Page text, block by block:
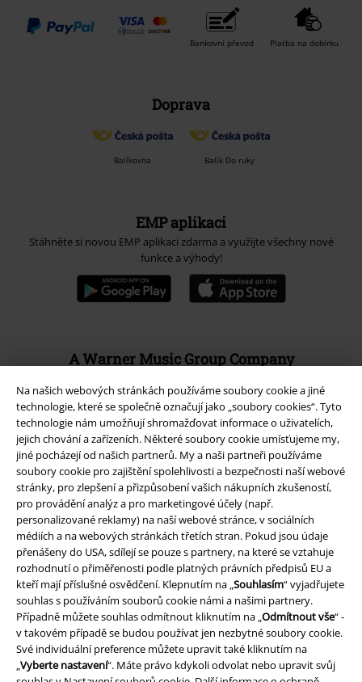
Na našich webových stránkách používáme soubory cookie a jiné
technologie, které se společně označují jako „soubory cookies“. Tyto
technologie nám umožňují shromažďovat informace o uživatelích,
jejich chování a zařízeních. Některé soubory cookie umísťujeme my,
jiné pocházejí od našich partnerů. My a naši partneři používáme
soubory cookie pro zajištění spolehlivosti a bezpečnosti naší webové
stránky, pro zlepšení a přizpůsobení vašich nákupních zkušeností,
pro provádění analýz a pro marketingové účely (např.
personalizované reklamy) na naší webové stránce, v sociálních
médiích a na webových stránkách třetích stran. Pokud jsou údaje
přenášeny do USA, sdílejí se pouze s partnery, na které se vztahuje
rozhodnutí o přiměřenosti podle platných právních předpisů EU a
kteří mají příslušné osvědčení. Klepnutím na „Souhlasím“ vyjadřujete
souhlas s používáním souborů cookie námi a našimi partnery.
Případně můžete souhlas odmítnout kliknutím na „Odmítnout vše“ -
v takovém případě se budou používat jen nezbytné soubory cookie.
Své individuální preference můžete upravit také kliknutím na
„Vyberte nastavení“. Máte právo kdykoli odvolat nebo upravit svůj
Bankovní převod Platba na dobírku
Doprava
Balíkovna Balík Do ruky
EMP aplikaci
Stáhněte si novou EMP aplikaci zdarma a využijte všechny nové
funkce a výhody!
A Warner Music Group Company
Právní informace
Podmínky
Prohlášení